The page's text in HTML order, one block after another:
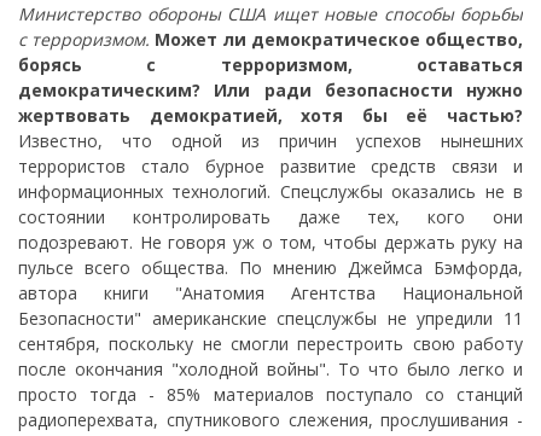
Министерство обороны США ищет новые способы борьбы
с терроризмом. Может ли демократическое общество,
борясь с терроризмом, оставаться
демократическим? Или ради безопасности нужно
жертвовать демократией, хотя бы её частью?
Известно, что одной из причин успехов нынешних
террористов стало бурное развитие средств связи и
информационных технологий. Спецслужбы оказались не в
состоянии контролировать даже тех, кого они
подозревают. Не говоря уж о том, чтобы держать руку на
пульсе всего общества. По мнению Джеймса Бэмфорда,
автора книги "Анатомия Агентства Национальной
Безопасности" американские спецслужбы не упредили 11
сентября, поскольку не смогли перестроить свою работу
после окончания "холодной войны". То что было легко и
просто тогда - 85% материалов поступало со станций
радиоперехвата, спутникового слежения, прослушивания -